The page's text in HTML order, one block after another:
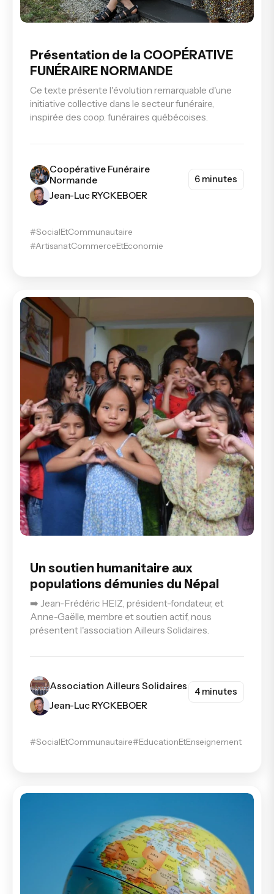
Présentation de la COOPÉRATIVE
FUNÉRAIRE NORMANDE
Ce texte présente l'évolution remarquable d'une
initiative collective dans le secteur funéraire,
inspirée des coop. funéraires québécoises.
Coopérative Funéraire
Normande
Jean-Luc RYCKEBOER
6 minutes
#SocialEtCommunautaire
#ArtisanatCommerceEtEconomie
Un soutien humanitaire aux
populations démunies du Népal
➡️ Jean-Frédéric HEIZ, président-fondateur, et
Anne-Gaëlle, membre et soutien actif, nous
présentent l'association Ailleurs Solidaires.
Association Ailleurs Solidaires
Jean-Luc RYCKEBOER
4 minutes
#SocialEtCommunautaire#EducationEtEnseignement